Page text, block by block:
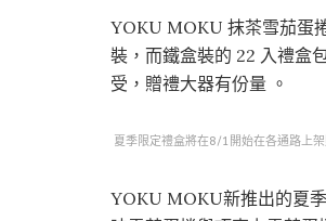
YOKU MOKU 抹茶雪茄蛋
裝，而鐵盒裝的 22 入禮盒
受，贈禮大器有份量 。
夏季限定禮盒將在8/1開始在各通路上
YOKU MOKU新推出的夏